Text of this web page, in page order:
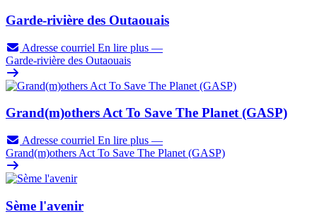
Garde-rivière des Outaouais
Adresse courriel En lire plus —
Garde-rivière des Outaouais
Grand(m)others Act To Save The Planet (GASP)
Adresse courriel En lire plus —
Grand(m)others Act To Save The Planet (GASP)
Sème l'avenir